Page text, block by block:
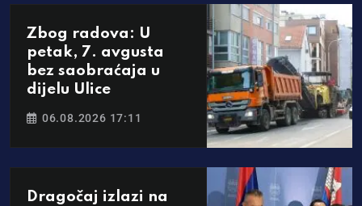
Zbog radova: U
petak, 7. avgusta
bez saobraćaja u
dijelu Ulice
06.08.2026 17:11
Dragočaj izlazi na